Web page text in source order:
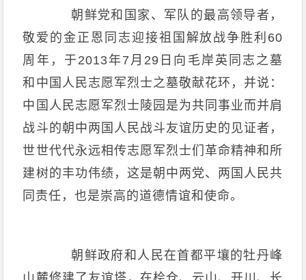
朝鲜党和国家、军队的最高领导者，
敬爱的金正恩同志迎接祖国解放战争胜利60
周年，于2013年7月29日向毛岸英同志之墓
和中国人民志愿军烈士之墓敬献花环，并说：
中国人民志愿军烈士陵园是为共同事业而并肩
战斗的朝中两国人民战斗友谊历史的见证者，
世世代代永远相传志愿军烈士们革命精神和所
建树的丰功伟绩，这是朝中两党、两国人民共
同责任，也是崇高的道德情谊和使命。
朝鲜政府和人民在首都平壤的牡丹峰